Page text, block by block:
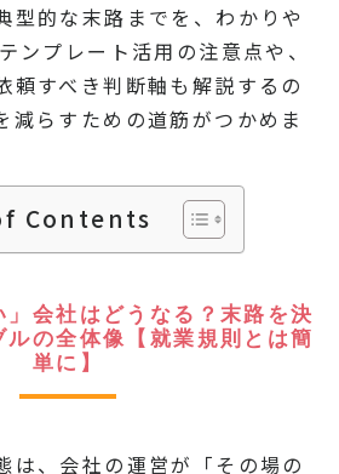
型的な末路までを、わかりや
ンプレート活用の注意点や、
頼すべき判断軸も解説するの
減らすための道筋がつかめま
Contents
会社はどうなる？末路を決
の全体像【就業規則とは簡
単に】
は、会社の運営が「その場の